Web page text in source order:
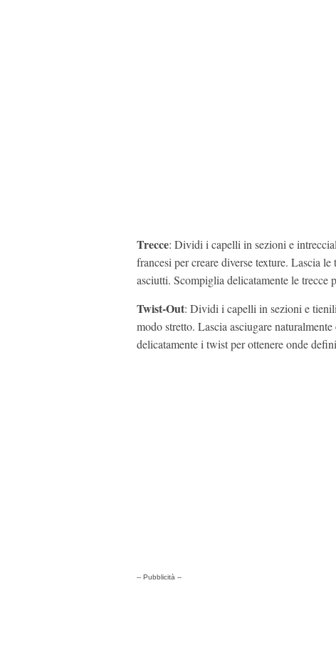
Trecce: Dividi i capelli in sezioni e
francesi per creare diverse texture. Lascia
asciutti. Scompiglia delicatamente le trecce
Twist-Out: Dividi i capelli in sezioni e
modo stretto. Lascia asciugare
delicatamente i twist per ottenere onde
-- Pubblicità --